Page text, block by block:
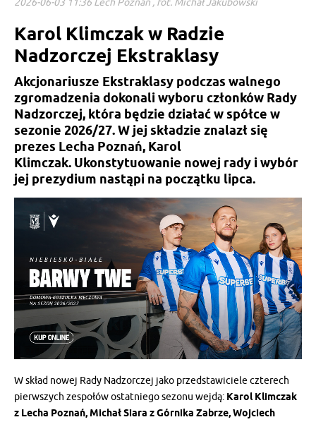
Karol Klimczak w Radzie
Nadzorczej Ekstraklasy
Akcjonariusze Ekstraklasy podczas walnego
zgromadzenia dokonali wyboru członków Rady
Nadzorczej, która będzie działać w spółce w
sezonie 2026/27. W jej składzie znalazł się
prezes Lecha Poznań, Karol
Klimczak. Ukonstytuowanie nowej rady i wybór
jej prezydium nastąpi na początku lipca.
W skład nowej Rady Nadzorczej jako przedstawiciele czterech
pierwszych zespołów ostatniego sezonu wejdą: Karol Klimczak
z Lecha Poznań, Michał Siara z Górnika Zabrze, Wojciech